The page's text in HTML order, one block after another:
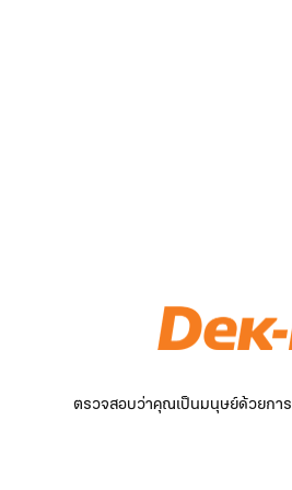
ตรวจสอบว่าคุณเป็นมนุษย์ด้วยการ